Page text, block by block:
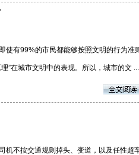
使有99%的市民都能够按照文明的行为准
”在城市文明中的表现。所以，城市的文 ...
机不按交通规则掉头、变道，以及任性超